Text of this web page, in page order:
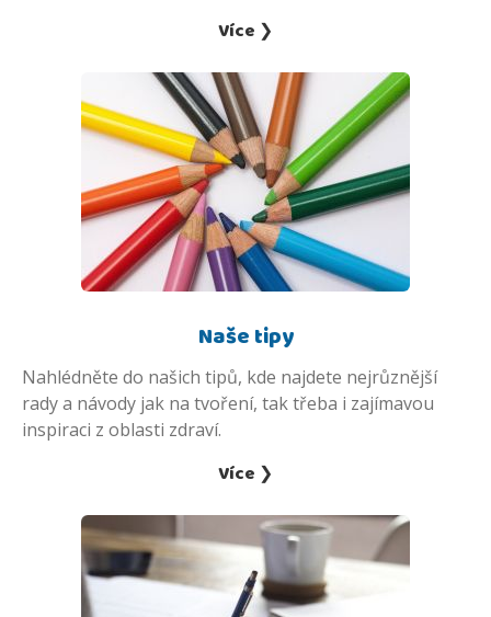
Více ❯
Naše tipy
Nahlédněte do našich tipů, kde najdete nejrůznější
rady a návody jak na tvoření, tak třeba i zajímavou
inspiraci z oblasti zdraví.
Více ❯